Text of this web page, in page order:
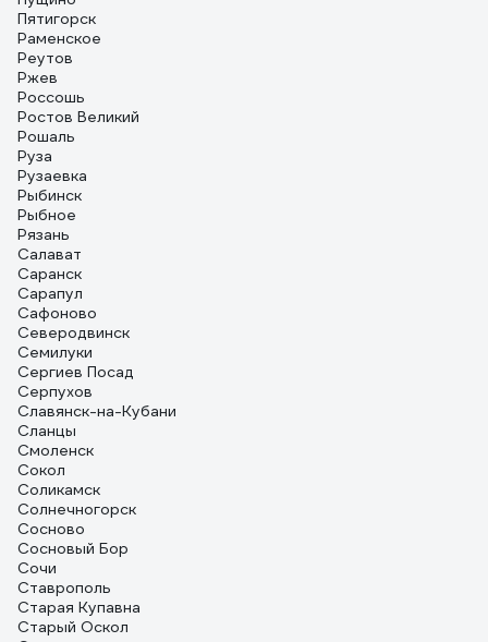
Пятигорск
Раменское
Реутов
Ржев
Россошь
Ростов Великий
Рошаль
Руза
Рузаевка
Рыбинск
Рыбное
Рязань
Салават
Саранск
Сарапул
Сафоново
Северодвинск
Семилуки
Сергиев Посад
Серпухов
Славянск-на-Кубани
Сланцы
Смоленск
Сокол
Соликамск
Солнечногорск
Сосново
Сосновый Бор
Сочи
Ставрополь
Старая Купавна
Старый Оскол